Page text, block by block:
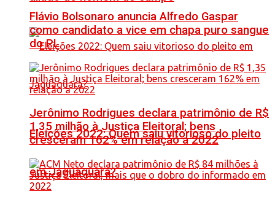
Eleições 2022: Quem saiu vitorioso do pleito
em Jaguaquara?
Flávio Bolsonaro anuncia Alfredo Gaspar
como candidato a vice em chapa puro sangue
do PL
Jerônimo Rodrigues declara patrimônio de R$
1,35 milhão à Justiça Eleitoral; bens
cresceram 162% em relação a 2022